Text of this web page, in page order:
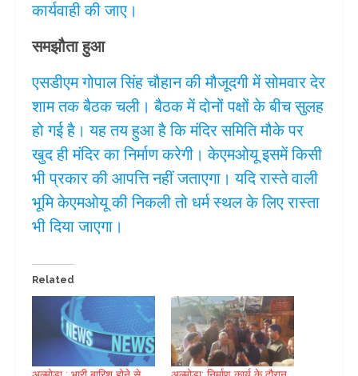
कार्यवाही की जाए।
समझौता हुआ
एसडीएम गोपाल सिंह चौहान की मौजूदगी में सोमवार देर
शाम तक बैठक चली। बैठक में दोनों पक्षों के बीच सुलह
हो गई है। यह तय हुआ है कि मंदिर समिति मौके पर
खुद ही मंदिर का निर्माण करेगी। केएमओयू इसमें किसी
भी प्रकार की आपत्ति नहीं जताएगा। यदि रास्ते वाली
भूमि केएमओयू की निकली तो धर्म स्थल के लिए रास्ता
भी दिया जाएगा।
Related